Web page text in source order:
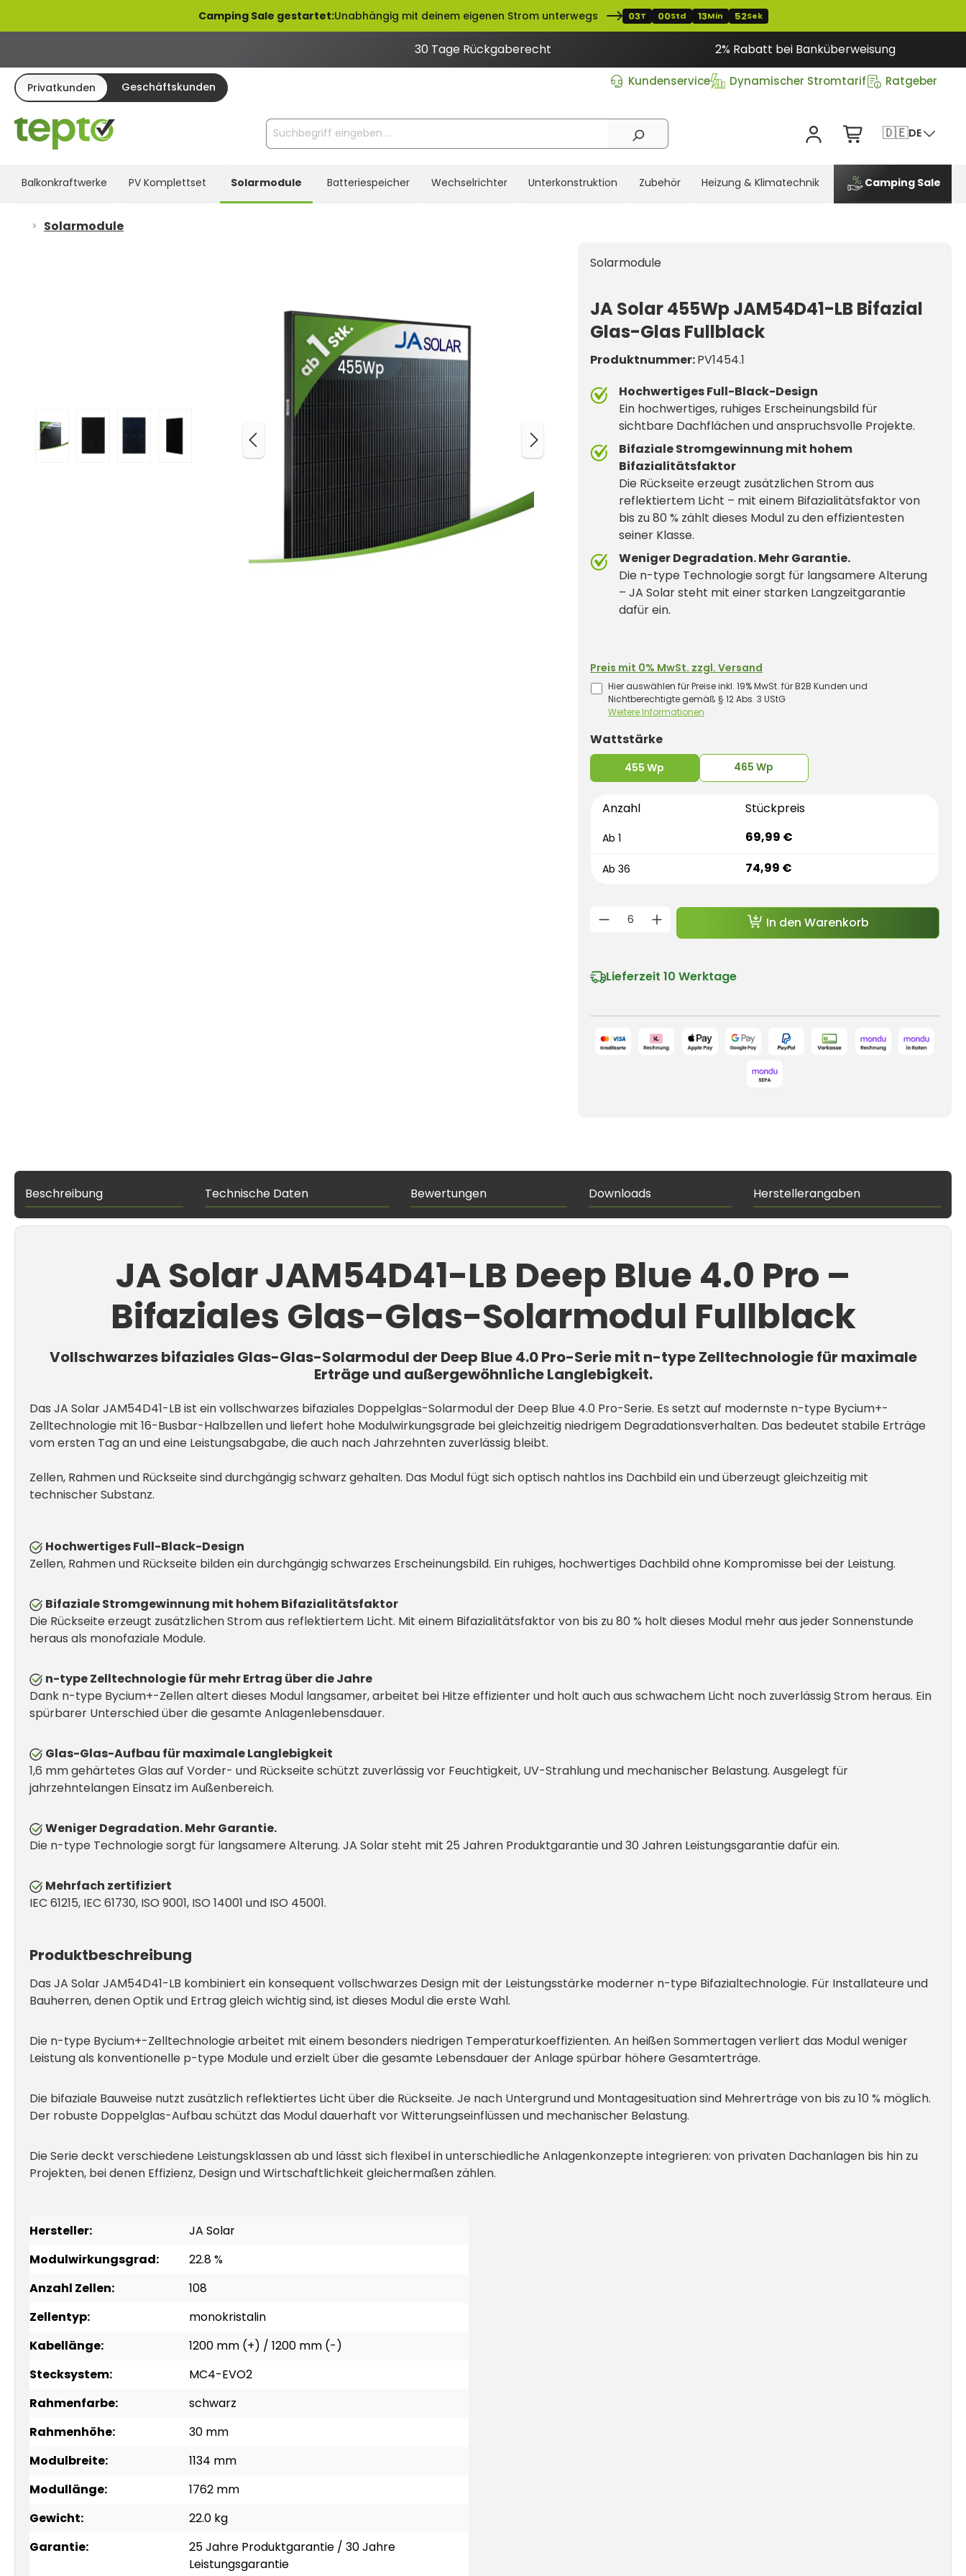
Zur Hauptnavigation springenCamping Sale gestartet:Unabhängig mit deinem eigenen Strom unterwegs 03T 00Std 13Min 51Sek
30 Tage Rückgaberecht 2% Rabatt bei Banküberweisung
Privatkunden Geschäftskunden Kundenservice Dynamischer Stromtarif Ratgeber
🇩🇪DE
Balkonkraftwerke PV Komplettset Solarmodule Batteriespeicher Wechselrichter Unterkonstruktion Zubehör Heizung & Klimatechnik Camping Sale
Solarmodule
Solarmodule
JA Solar 455Wp JAM54D41-LB Bifazial
Glas-Glas Fullblack
Produktnummer:PV1454.1
Hochwertiges Full-Black-Design
Ein hochwertiges, ruhiges Erscheinungsbild für
sichtbare Dachflächen und anspruchsvolle Projekte.
Bifaziale Stromgewinnung mit hohem
Bifazialitätsfaktor
Die Rückseite erzeugt zusätzlichen Strom aus
reflektiertem Licht – mit einem Bifazialitätsfaktor von
bis zu 80 % zählt dieses Modul zu den effizientesten
seiner Klasse.
Weniger Degradation. Mehr Garantie.
Die n-type Technologie sorgt für langsamere Alterung
– JA Solar steht mit einer starken Langzeitgarantie
dafür ein.
Anzahl Stückpreis
Ab 1 69,99 €
Ab 36 74,99 €
Preis mit 0% MwSt. zzgl. Versand
Hier auswählen für Preise inkl. 19% MwSt. für B2B Kunden und
Nichtberechtigte gemäß § 12 Abs. 3 UStG
Weitere Informationen
Lieferzeit 10 Werktage
Wattstärkeauswählen
455 Wp 465 Wp
Produkt Anzahl: Gib den gewünschten
In den Warenkorb
Beschreibung Technische Daten Bewertungen Downloads Herstellerangaben
JA Solar JAM54D41-LB Deep Blue 4.0 Pro –
Bifaziales Glas-Glas-Solarmodul Fullblack
Vollschwarzes bifaziales Glas-Glas-Solarmodul der Deep Blue 4.0 Pro-Serie mit n-type Zelltechnologie für maximale
Erträge und außergewöhnliche Langlebigkeit.
Das JA Solar JAM54D41-LB ist ein vollschwarzes bifaziales Doppelglas-Solarmodul der Deep Blue 4.0 Pro-Serie. Es setzt auf modernste n-type Bycium+-
Zelltechnologie mit 16-Busbar-Halbzellen und liefert hohe Modulwirkungsgrade bei gleichzeitig niedrigem Degradationsverhalten. Das bedeutet stabile Erträge
vom ersten Tag an und eine Leistungsabgabe, die auch nach Jahrzehnten zuverlässig bleibt.
Zellen, Rahmen und Rückseite sind durchgängig schwarz gehalten. Das Modul fügt sich optisch nahtlos ins Dachbild ein und überzeugt gleichzeitig mit
technischer Substanz.
Hochwertiges Full-Black-Design
Zellen, Rahmen und Rückseite bilden ein durchgängig schwarzes Erscheinungsbild. Ein ruhiges, hochwertiges Dachbild ohne Kompromisse bei der Leistung.
Bifaziale Stromgewinnung mit hohem Bifazialitätsfaktor
Die Rückseite erzeugt zusätzlichen Strom aus reflektiertem Licht. Mit einem Bifazialitätsfaktor von bis zu 80 % holt dieses Modul mehr aus jeder Sonnenstunde
heraus als monofaziale Module.
n-type Zelltechnologie für mehr Ertrag über die Jahre
Dank n-type Bycium+-Zellen altert dieses Modul langsamer, arbeitet bei Hitze effizienter und holt auch aus schwachem Licht noch zuverlässig Strom heraus. Ein
spürbarer Unterschied über die gesamte Anlagenlebensdauer.
Glas-Glas-Aufbau für maximale Langlebigkeit
1,6 mm gehärtetes Glas auf Vorder- und Rückseite schützt zuverlässig vor Feuchtigkeit, UV-Strahlung und mechanischer Belastung. Ausgelegt für
jahrzehntelangen Einsatz im Außenbereich.
Weniger Degradation. Mehr Garantie.
Die n-type Technologie sorgt für langsamere Alterung. JA Solar steht mit 25 Jahren Produktgarantie und 30 Jahren Leistungsgarantie dafür ein.
Mehrfach zertifiziert
IEC 61215, IEC 61730, ISO 9001, ISO 14001 und ISO 45001.
Produktbeschreibung
Das JA Solar JAM54D41-LB kombiniert ein konsequent vollschwarzes Design mit der Leistungsstärke moderner n-type Bifazialtechnologie. Für Installateure und
Bauherren, denen Optik und Ertrag gleich wichtig sind, ist dieses Modul die erste Wahl.
Die n-type Bycium+-Zelltechnologie arbeitet mit einem besonders niedrigen Temperaturkoeffizienten. An heißen Sommertagen verliert das Modul weniger
Leistung als konventionelle p-type Module und erzielt über die gesamte Lebensdauer der Anlage spürbar höhere Gesamterträge.
Die bifaziale Bauweise nutzt zusätzlich reflektiertes Licht über die Rückseite. Je nach Untergrund und Montagesituation sind Mehrerträge von bis zu 10 % möglich.
Der robuste Doppelglas-Aufbau schützt das Modul dauerhaft vor Witterungseinflüssen und mechanischer Belastung.
Die Serie deckt verschiedene Leistungsklassen ab und lässt sich flexibel in unterschiedliche Anlagenkonzepte integrieren: von privaten Dachanlagen bis hin zu
Projekten, bei denen Effizienz, Design und Wirtschaftlichkeit gleichermaßen zählen.
Hersteller:
JA Solar
Modulwirkungsgrad:
22.8 %
Anzahl Zellen:
108
Zellentyp:
monokristalin
Kabellänge:
1200 mm (+) / 1200 mm (-)
Stecksystem:
MC4-EVO2
Rahmenfarbe:
schwarz
Rahmenhöhe:
30 mm
Modulbreite:
1134 mm
Modullänge:
1762 mm
Gewicht:
22.0 kg
Garantie:
25 Jahre Produktgarantie / 30 Jahre
Leistungsgarantie